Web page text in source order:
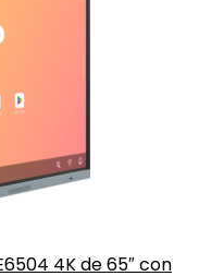
4K de 65″ con